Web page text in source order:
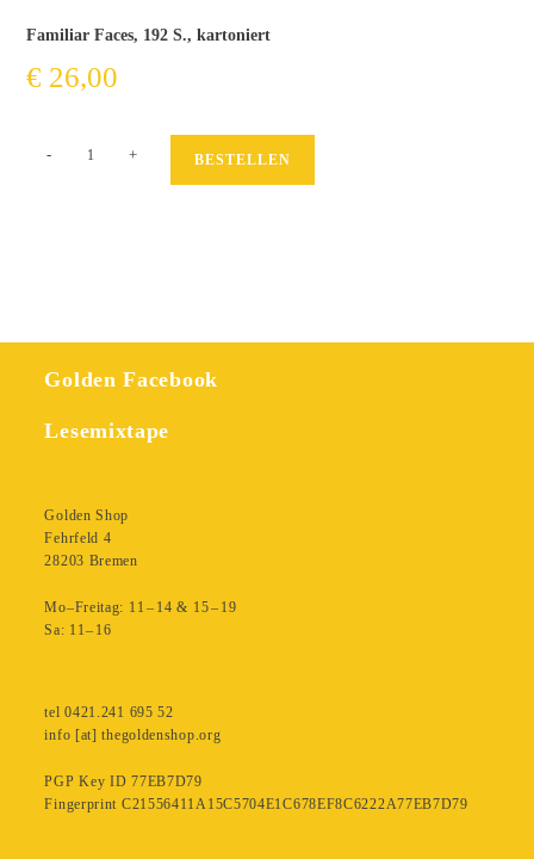
Familiar Faces, 192 S., kartoniert
€ 26,00
- + BESTELLEN
Golden Facebook
Lesemixtape
Golden Shop
Fehrfeld 4
28203 Bremen
Mo–Freitag: 11 – 14 & 15 – 19
Sa: 11– 16
tel 0421.241 695 52
info [at] thegoldenshop.org
PGP Key ID 77EB7D79
Fingerprint C21556411A15C5704E1C678EF8C6222A77EB7D79